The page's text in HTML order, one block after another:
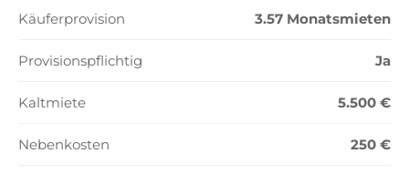
Käuferprovision 3.57 Monatsmieten
Provisionspflichtig Ja
Kaltmiete 5.500 €
Nebenkosten 250 €